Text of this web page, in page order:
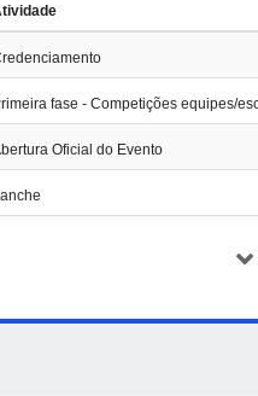
da 10ª Maratona de
fase - Competições equipes/
Oficial do Evento